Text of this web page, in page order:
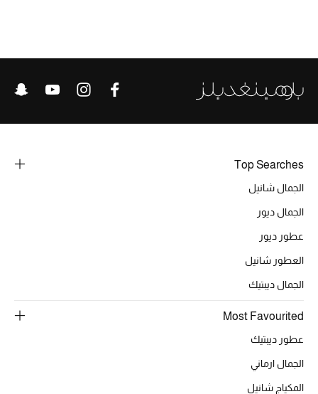
الموسم الجديد
الحقائب النسائية
دليل ملتزمات الحقائب
حقائب رجالية
أبرز المصممين
أبرز الحقائب
تسوقوا الحقائب
Top Searches
الجمال شانيل
الجمال ديور
عطور ديور
العطور شانيل
الجمال ديبتيك
Most Favourited
عطور ديبتيك
الجمال ارماني
المكياج شانيل